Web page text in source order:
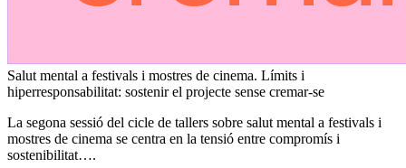
Salut mental a festivals i mostres de cinema. Límits i
hiperresponsabilitat: sostenir el projecte sense cremar-se
La segona sessió del cicle de tallers sobre salut mental a festivals i
mostres de cinema se centra en la tensió entre compromís i
sostenibilitat….